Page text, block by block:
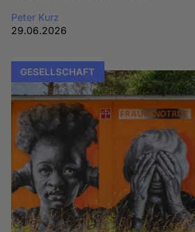
Peter Kurz
29.06.2026
GESELLSCHAFT